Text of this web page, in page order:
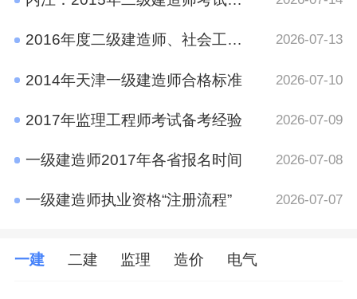
2016年度二级建造师、社会工作者、二级注册计量师、管理咨询师资格考试考后资格审查的公告 2026-07-13
2014年天津一级建造师合格标准 2026-07-10
2017年监理工程师考试备考经验 2026-07-09
一级建造师2017年各省报名时间 2026-07-08
一级建造师执业资格“注册流程” 2026-07-07
一建 二建 监理 造价 电气